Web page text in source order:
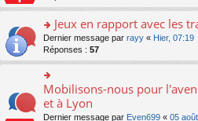
pl
u
s
ré
c
e
s
a
g
e
n
o
n
lu
le
pl
s
ult
er
le
m
e
s
s
a
g
o
n
s
ult
er
le
m
Jeux en rapport avec les
Dernier message par rayy « Hier, 07:19
Réponses : 57
o
n
Mobilisons-nous pour
et à Lyon
Dernier message par Even699 « 05